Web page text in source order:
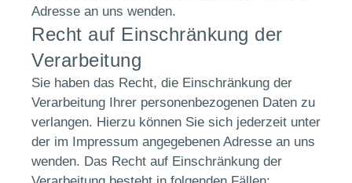
Adresse an uns wenden.
Recht auf Einschränkung der
Verarbeitung
Sie haben das Recht, die Einschränkung der
Verarbeitung Ihrer personenbezogenen Daten zu
verlangen. Hierzu können Sie sich jederzeit unter
der im Impressum angegebenen Adresse an uns
wenden. Das Recht auf Einschränkung der